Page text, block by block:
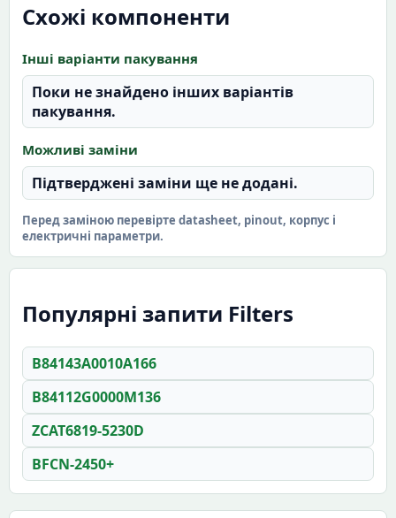
Схожі компоненти
Інші варіанти пакування
Поки не знайдено інших варіантів
пакування.
Можливі заміни
Підтверджені заміни ще не додані.
Перед заміною перевірте datasheet, pinout, корпус і
електричні параметри.
Популярні запити Filters
B84143A0010A166
B84112G0000M136
ZCAT6819-5230D
BFCN-2450+